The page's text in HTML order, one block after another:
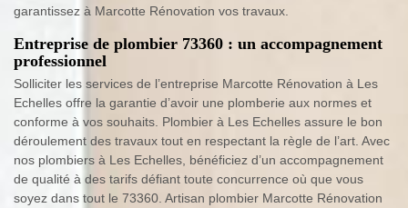
garantissez à Marcotte Rénovation vos travaux.
Entreprise de plombier 73360 : un accompagnement
professionnel
Solliciter les services de l’entreprise Marcotte Rénovation à Les
Echelles offre la garantie d’avoir une plomberie aux normes et
conforme à vos souhaits. Plombier à Les Echelles assure le bon
déroulement des travaux tout en respectant la règle de l’art. Avec
nos plombiers à Les Echelles, bénéficiez d’un accompagnement
de qualité à des tarifs défiant toute concurrence où que vous
soyez dans tout le 73360. Artisan plombier Marcotte Rénovation